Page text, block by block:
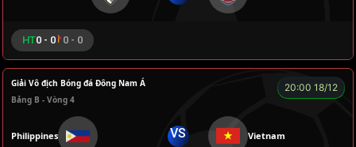
HT0 - 0 0 - 0
Giải Vô địch Bóng đá Đông Nam Á
Bảng B - Vòng 4
20:00 18/12
Philippines VS Vietnam